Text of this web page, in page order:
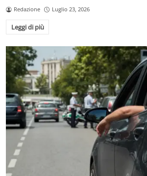
Redazione Luglio 23, 2026
Leggi di più